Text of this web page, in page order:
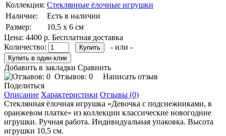
Коллекция: Стеклянные ёлочные игрушки
Наличие:
Есть в наличии
Размер:
10,5 х 6 см
Цена: 4400 р. Бесплатная доставка
Количество:
- или -
Добавить в закладки Сравнить
Отзывов: 0
Написать отзыв
Поделиться
Описание Характеристики Отзывы (0)
Стеклянная ёлочная игрушка «Девочка с подснежниками, в
оранжевом платке» из коллекции классические новогодние
игрушки. Ручная работа. Индивидуальная упаковка. Высота
игрушки 10,5 см.